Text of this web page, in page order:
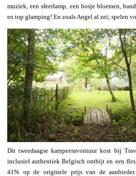
muziek, een sfeerlamp, een bosje bloemen,
en top glamping! En zoals Angel al zei; spelen
Dit tweedaagse kampeeravontuur kost bij
inclusief authentiek Belgisch ontbijt en een
41% op de originele prijs van de